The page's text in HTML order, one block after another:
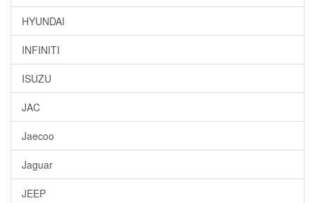
HYUNDAI
INFINITI
ISUZU
JAC
Jaecoo
Jaguar
JEEP